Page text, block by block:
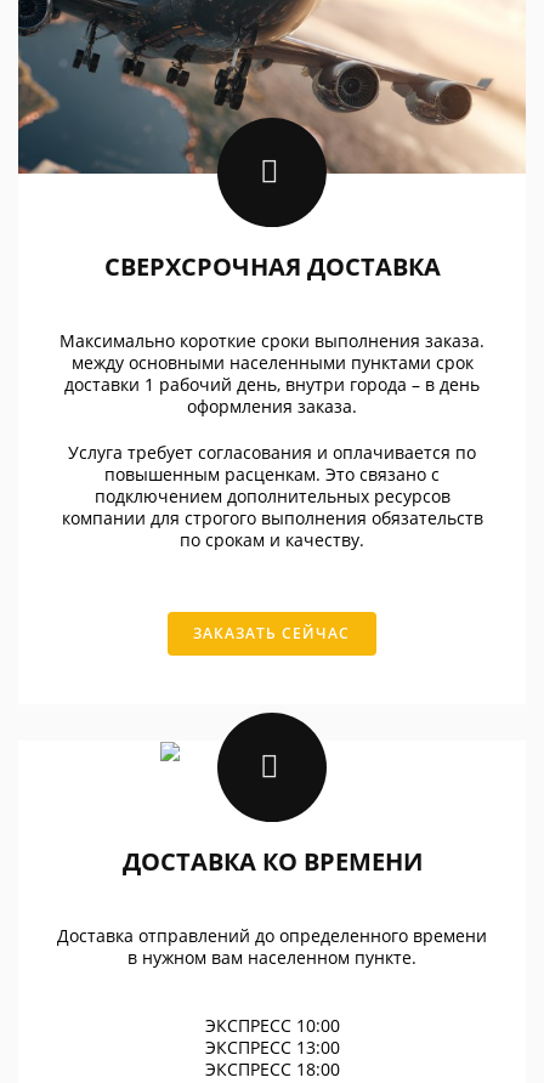
СВЕРХСРОЧНАЯ ДОСТАВКА
Максимально короткие сроки выполнения заказа.
между основными населенными пунктами срок
доставки 1 рабочий день, внутри города – в день
оформления заказа.
Услуга требует согласования и оплачивается по
повышенным расценкам. Это связано с
подключением дополнительных ресурсов
компании для строгого выполнения обязательств
по срокам и качеству.
ЗАКАЗАТЬ СЕЙЧАС
ДОСТАВКА КО ВРЕМЕНИ
Доставка отправлений до определенного времени
в нужном вам населенном пункте.
ЭКСПРЕСС 10:00
ЭКСПРЕСС 13:00
ЭКСПРЕСС 18:00